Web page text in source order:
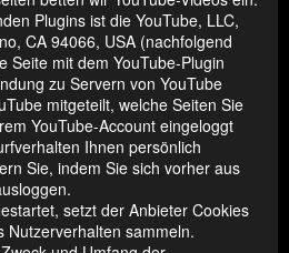
Plugins ist die YouTube, LLC,
CA 94066, USA (nachfolgend
Seite mit dem YouTube-Plugin
zu Servern von YouTube
mitgeteilt, welche Seiten Sie
YouTube-Account eingeloggt
Ihnen persönlich
Sie, indem Sie sich vorher aus
setzt der Anbieter Cookies
Nutzerverhalten sammeln.